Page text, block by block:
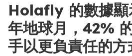
Holafly 的數據顯
年地球月，42%
手以更負責任的方